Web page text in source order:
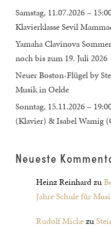
Samstag, 11.07.2026 –
Klavierklasse Sevil
Yamaha Clavinova
noch bis zum 19. Juli 2026
Neuer Boston-Flügel by
Musik in Oelde
Sonntag, 15.11.2026 –
(Klavier) & Isabel Wamig
Neueste
Heinz Reinhardzu
Jahre Schule für
Rudolf Mickezu